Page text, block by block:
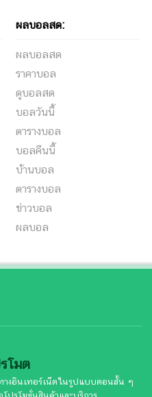
ผลบอลสด:
ผลบอลสด
ราคาบอล
ดูบอลสด
บอลวันนี้
ตารางบอล
บอลคืนนี้
บ้านบอล
ตารางบอล
ข่าวบอล
ผลบอล
โมต
ทางอินเทอร์เน็ตในรูปแบบตอนสั้น ๆ